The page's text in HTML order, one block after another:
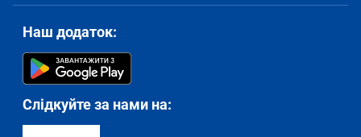
Наш додаток:
Слідкуйте за нами на: